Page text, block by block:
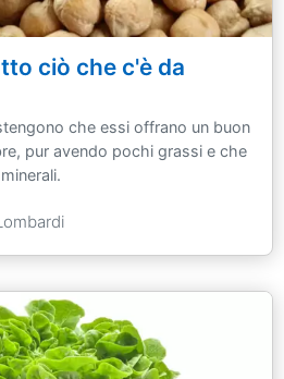
ciò che c'è da
che essi offrano un buon
pur avendo pochi grassi e che